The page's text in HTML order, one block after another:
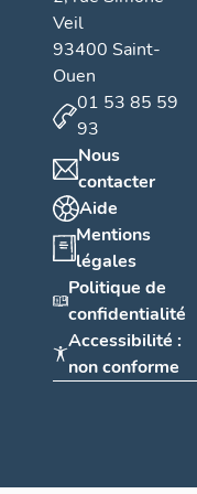
Veil
93400 Saint-
Ouen
01 53 85 59
93
Nous
contacter
Aide
Mentions
légales
Politique de
confidentialité
Accessibilité :
non conforme